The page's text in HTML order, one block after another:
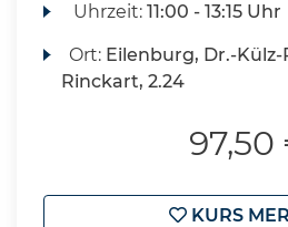
Uhrzeit:11:00 - 13:15 Uhr
Ort: Eilenburg, Dr.-Külz-
Rinckart, 2.24
97,50
KURS